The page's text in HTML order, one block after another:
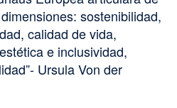
sostenibilidad,
calidad de vida,
e inclusividad,
Ursula Von der